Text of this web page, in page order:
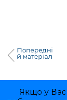
Попередні
й матеріал
Якщо у Вас